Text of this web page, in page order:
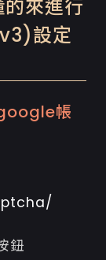
來進行
設定
帳
鈕